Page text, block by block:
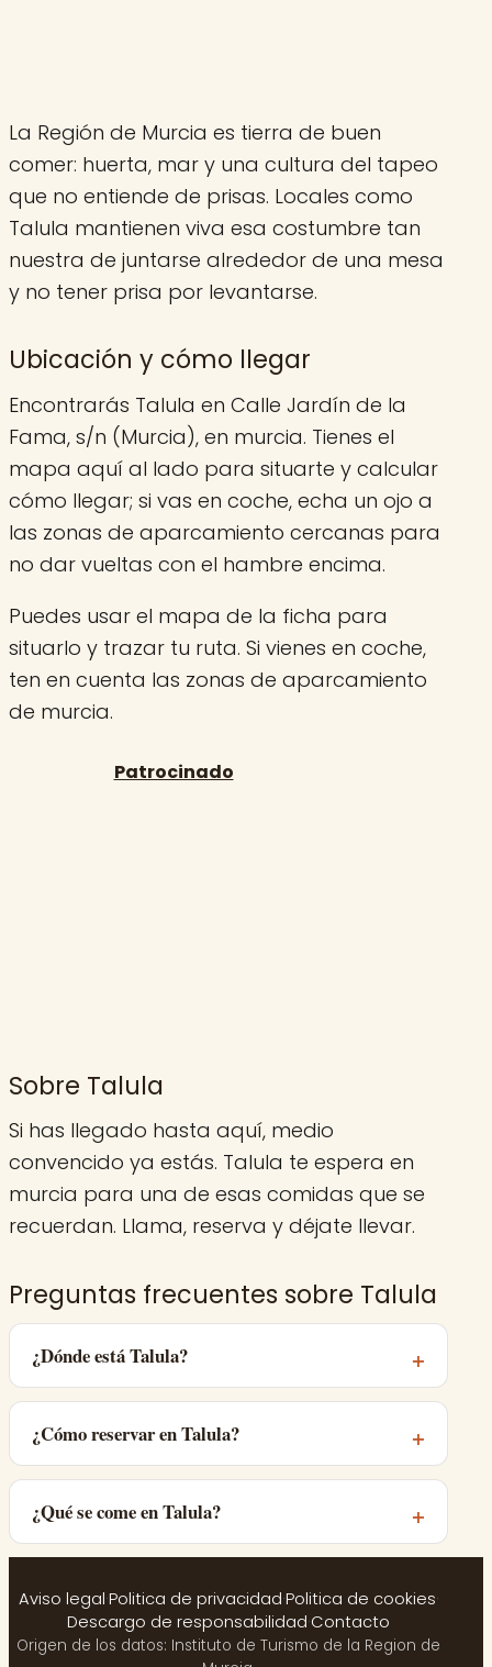
La Región de Murcia es tierra de buen
comer: huerta, mar y una cultura del tapeo
que no entiende de prisas. Locales como
Talula mantienen viva esa costumbre tan
nuestra de juntarse alrededor de una mesa
y no tener prisa por levantarse.
Ubicación y cómo llegar
Encontrarás Talula en Calle Jardín de la
Fama, s/n (Murcia), en murcia. Tienes el
mapa aquí al lado para situarte y calcular
cómo llegar; si vas en coche, echa un ojo a
las zonas de aparcamiento cercanas para
no dar vueltas con el hambre encima.
Puedes usar el mapa de la ficha para
situarlo y trazar tu ruta. Si vienes en coche,
ten en cuenta las zonas de aparcamiento
de murcia.
Sobre Talula
Si has llegado hasta aquí, medio
convencido ya estás. Talula te espera en
murcia para una de esas comidas que se
recuerdan. Llama, reserva y déjate llevar.
Preguntas frecuentes sobre Talula
¿Dónde está Talula?
¿Cómo reservar en Talula?
¿Qué se come en Talula?
Aviso legal·Politica de privacidad·Politica de cookies·
Descargo de responsabilidad·Contacto
Origen de los datos: Instituto de Turismo de la Region de